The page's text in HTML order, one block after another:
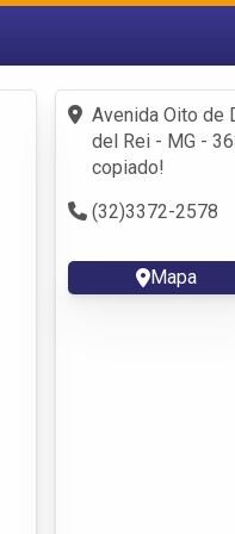
Fazer login
Criar conta
Avenida Oito de
del Rei - MG -
copiado!
(32)3372-2578
Mapa